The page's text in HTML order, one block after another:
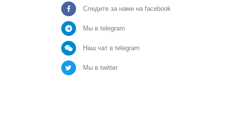
Следите за нами на facebook
Мы в telegram
Наш чат в telegram
Мы в twitter